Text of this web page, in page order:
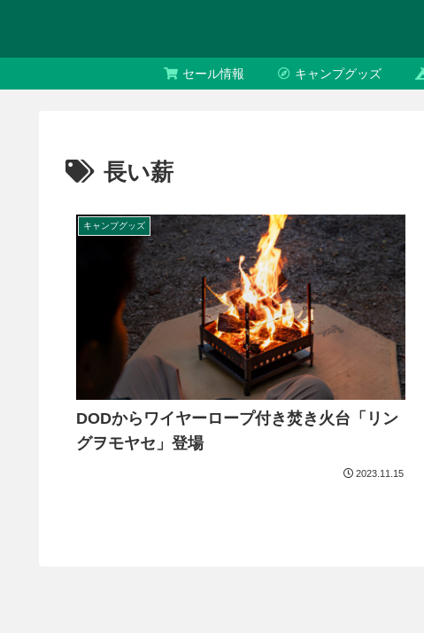
セール情報 キャンプグッズ
長い薪
キャンプグッズ
DODからワイヤーロープ付き焚き火台「リン
グヲモヤセ」登場
2023.11.15